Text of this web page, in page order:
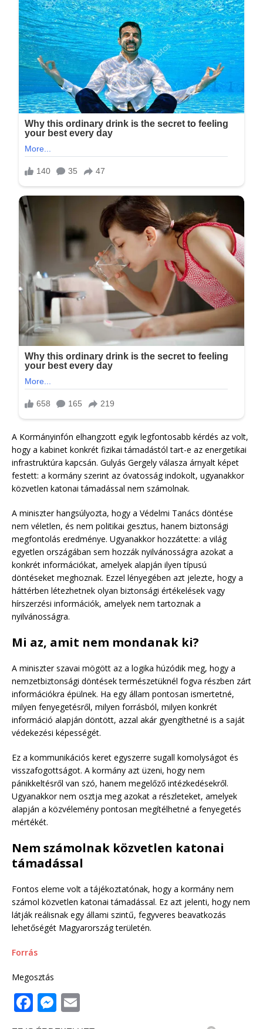
A Kormányinfón elhangzott egyik legfontosabb kérdés az volt,
hogy a kabinet konkrét fizikai támadástól tart-e az energetikai
infrastruktúra kapcsán. Gulyás Gergely válasza árnyalt képet
festett: a kormány szerint az óvatosság indokolt, ugyanakkor
közvetlen katonai támadással nem számolnak.
A miniszter hangsúlyozta, hogy a Védelmi Tanács döntése
nem véletlen, és nem politikai gesztus, hanem biztonsági
megfontolás eredménye. Ugyanakkor hozzátette: a világ
egyetlen országában sem hozzák nyilvánosságra azokat a
konkrét információkat, amelyek alapján ilyen típusú
döntéseket meghoznak. Ezzel lényegében azt jelezte, hogy a
háttérben létezhetnek olyan biztonsági értékelések vagy
hírszerzési információk, amelyek nem tartoznak a
nyilvánosságra.
Mi az, amit nem mondanak ki?
A miniszter szavai mögött az a logika húzódik meg, hogy a
nemzetbiztonsági döntések természetüknél fogva részben zárt
információkra épülnek. Ha egy állam pontosan ismertetné,
milyen fenyegetésről, milyen forrásból, milyen konkrét
információ alapján döntött, azzal akár gyengíthetné is a saját
védekezési képességét.
Ez a kommunikációs keret egyszerre sugall komolyságot és
visszafogottságot. A kormány azt üzeni, hogy nem
pánikkeltésről van szó, hanem megelőző intézkedésekről.
Ugyanakkor nem osztja meg azokat a részleteket, amelyek
alapján a közvélemény pontosan megítélhetné a fenyegetés
mértékét.
Nem számolnak közvetlen katonai
támadással
Fontos eleme volt a tájékoztatónak, hogy a kormány nem
számol közvetlen katonai támadással. Ez azt jelenti, hogy nem
látják reálisnak egy állami szintű, fegyveres beavatkozás
lehetőségét Magyarország területén.
Forrás
Megosztás
F
a
M